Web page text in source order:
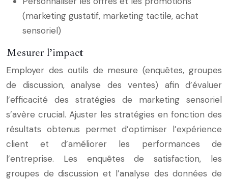
(marketing gustatif, marketing tactile, achat
sensoriel)
Mesurer l’impact
Employer des outils de mesure (enquêtes, groupes
de discussion, analyse des ventes) afin d’évaluer
l’efficacité des stratégies de marketing sensoriel
s’avère crucial. Ajuster les stratégies en fonction des
résultats obtenus permet d’optimiser l’expérience
client et d’améliorer les performances de
l’entreprise. Les enquêtes de satisfaction, les
groupes de discussion et l’analyse des données de